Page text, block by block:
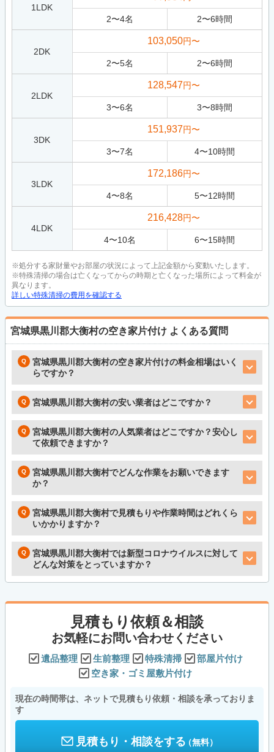
1LDK
2〜4名 2〜6時間
2DK
103,050円〜
2〜5名 2〜6時間
2LDK
128,547円〜
3〜6名 3〜8時間
3DK
151,937円〜
3〜7名 4〜10時間
3LDK
172,186円〜
4〜8名 5〜12時間
4LDK
216,428円〜
4〜10名 6〜15時間
※処分する家財量やお部屋の状況によって上記金額から変動いたします。
※特殊清掃の場合は亡くなってからの時期と亡くなった場所によって料金が
異なります。
詳しい特殊清掃の費用を確認する
宮城県黒川郡大衡村の空き家片付け よくある質問
宮城県黒川郡大衡村の空き家片付けの料金相場はいく
らですか？
宮城県黒川郡大衡村の安い業者はどこですか？
宮城県黒川郡大衡村の人気業者はどこですか？安心し
て依頼できますか？
宮城県黒川郡大衡村でどんな作業をお願いできます
か？
宮城県黒川郡大衡村で見積もりや作業時間はどれくら
いかかりますか？
宮城県黒川郡大衡村では新型コロナウイルスに対して
どんな対策をとっていますか？
見積もり依頼＆相談
お気軽にお問い合わせください
遺品整理 生前整理 特殊清掃
部屋片付け
空き家・ゴミ屋敷片付け
現在の時間帯は、ネットで見積もり依頼・相談を承っておりま
す
見積もり・相談をする（無料）